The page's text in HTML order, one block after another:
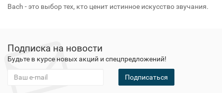
Bach - это выбор тех, кто ценит истинное искусство звучания.
Подписка на новости
Будьте в курсе новых акций и спецпредложений!
Подписаться